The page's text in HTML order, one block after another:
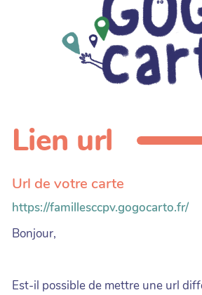
Lien url
Url de votre carte
https://famillesccpv.gogocarto.fr/
Bonjour,
Est-il possible de mettre une url